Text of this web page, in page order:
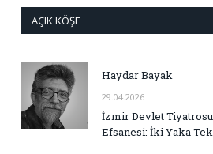
AÇIK KÖŞE
Haydar Bayak
29.04.2026
İzmir Devlet
Efsanesi: İki Yaka